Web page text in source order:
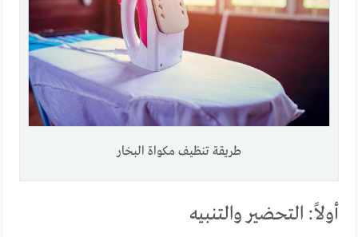
طريقة تنظيف مكواة البخار
أولاً: التحضير والتنبيه